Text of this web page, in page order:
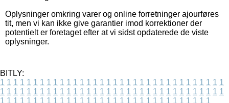
Oplysninger omkring varer og online forretninger ajourføres
tit, men vi kan ikke give garantier imod korrektioner der
potentielt er foretaget efter at vi sidst opdaterede de viste
oplysninger.
BITLY:
1 1 1 1 1 1 1 1 1 1 1 1 1 1 1 1 1 1 1 1 1 1 1 1 1 1 1 1 1 1 1 1 1 1
1 1 1 1 1 1 1 1 1 1 1 1 1 1 1 1 1 1 1 1 1 1 1 1 1 1 1 1 1 1 1 1 1 1
1 1 1 1 1 1 1 1 1 1 1 1 1 1 1 1 1 1 1 1 1 1 1 1 1 1 1 1 1 1 1 1